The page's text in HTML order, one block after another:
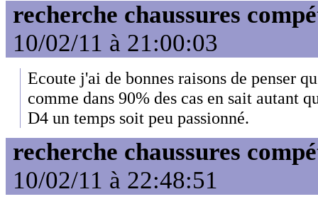
recherche chaussures
10/02/11 à 21:00:03
Ecoute j'ai de bonnes raisons de penser
comme dans 90% des cas en sait autant
D4 un temps soit peu passionné.
recherche chaussures
10/02/11 à 22:48:51